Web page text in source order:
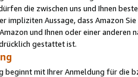
die zwischen uns und Ihnen
impliziten Aussage, dass Amazon
und Ihnen oder einer
gestattet ist.
beginnt mit Ihrer Anmeldung für die